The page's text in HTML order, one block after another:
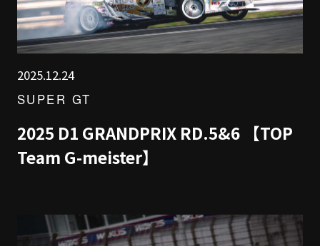
2025.12.24
SUPER GT
2025 D1 GRANDPRIX RD.5&6 【TOP
Team G-meister】